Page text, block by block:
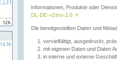
Informationen, Produkte oder
DL-DE->Zero-2.0 ↗
Die bereitgestellten Daten und
vervielfältigt, ausgedruckt,
mit eigenen Daten und Daten
in interne und externe